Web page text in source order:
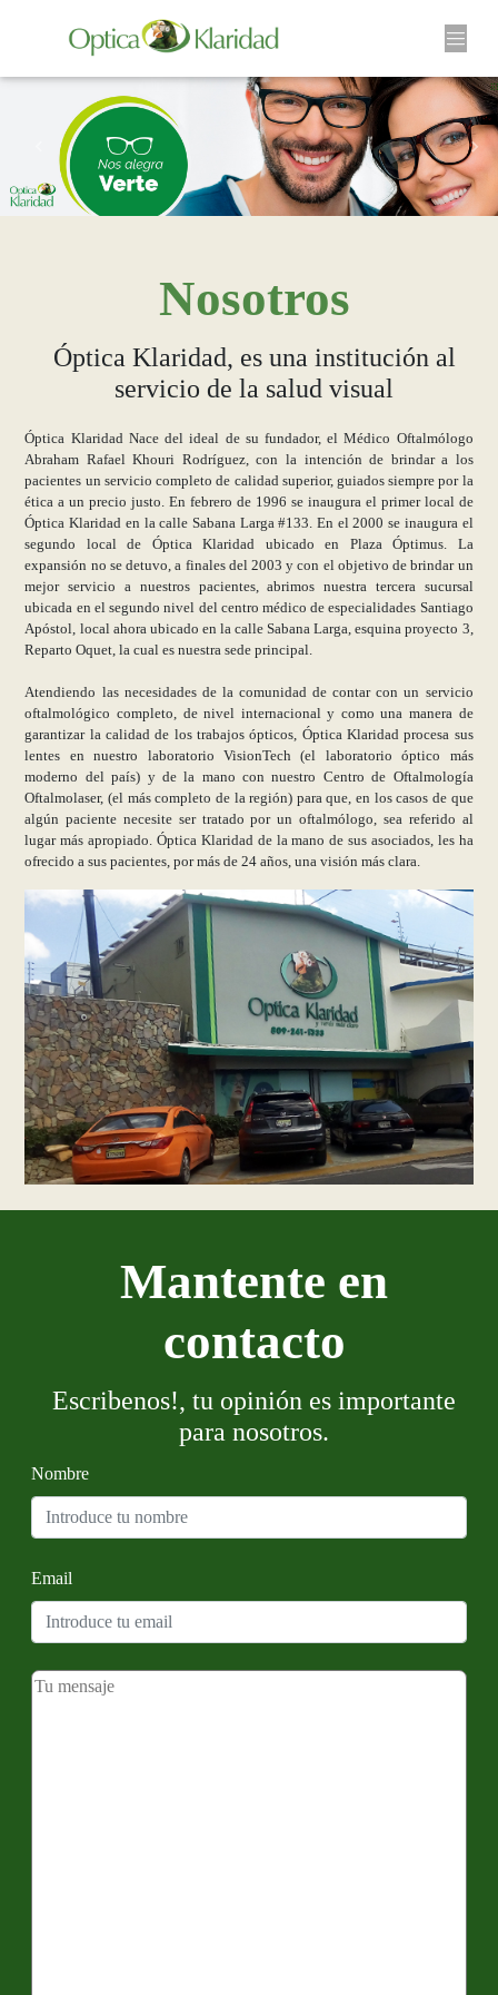
Previous
Nosotros
Óptica Klaridad, es una institución al
servicio de la salud visual
Óptica Klaridad Nace del ideal de su fundador, el Médico Oftalmólogo
Abraham Rafael Khouri Rodríguez, con la intención de brindar a los
pacientes un servicio completo de calidad superior, guiados siempre por la
ética a un precio justo. En febrero de 1996 se inaugura el primer local de
Óptica Klaridad en la calle Sabana Larga #133. En el 2000 se inaugura el
segundo local de Óptica Klaridad ubicado en Plaza Óptimus. La
expansión no se detuvo, a finales del 2003 y con el objetivo de brindar un
mejor servicio a nuestros pacientes, abrimos nuestra tercera sucursal
ubicada en el segundo nivel del centro médico de especialidades Santiago
Apóstol, local ahora ubicado en la calle Sabana Larga, esquina proyecto 3,
Reparto Oquet, la cual es nuestra sede principal.
Atendiendo las necesidades de la comunidad de contar con un servicio
oftalmológico completo, de nivel internacional y como una manera de
garantizar la calidad de los trabajos ópticos, Óptica Klaridad procesa sus
lentes en nuestro laboratorio VisionTech (el laboratorio óptico más
moderno del país) y de la mano con nuestro Centro de Oftalmología
Oftalmolaser, (el más completo de la región) para que, en los casos de que
algún paciente necesite ser tratado por un oftalmólogo, sea referido al
lugar más apropiado. Óptica Klaridad de la mano de sus asociados, les ha
ofrecido a sus pacientes, por más de 24 años, una visión más clara.
Mantente en
contacto
Escribenos!, tu opinión es importante
para nosotros.
Nombre
Email